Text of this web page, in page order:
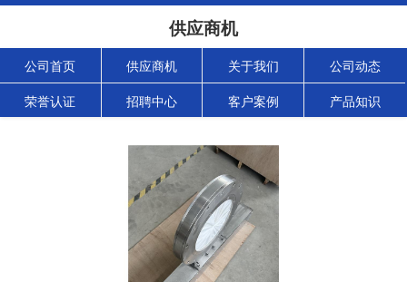
供应商机
公司首页 供应商机 关于我们 公司动态
荣誉认证 招聘中心 客户案例 产品知识